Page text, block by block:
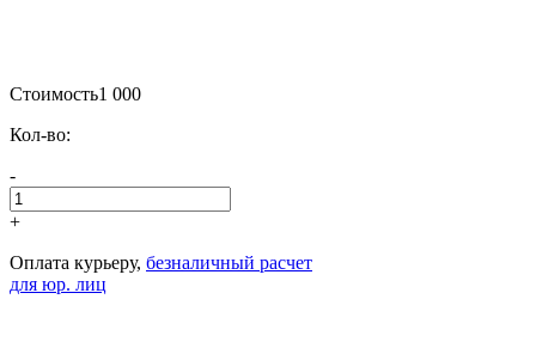
Стоимость1 000
Кол-во:
-
+
Оплата курьеру, безналичный расчет
для юр. лиц